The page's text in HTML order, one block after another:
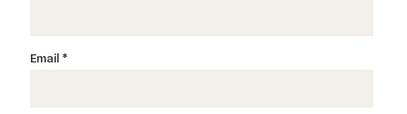
Email *